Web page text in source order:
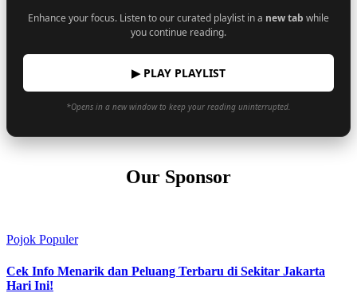
Enhance your focus. Listen to our curated playlist in a new tab while
you continue reading.
▶ PLAY PLAYLIST
*Opens in a new window to keep your reading uninterrupted.
Our Sponsor
Pojok Populer
Cek Info Menarik dan Peluang Terbaru di Sekitar Jakarta
Hari Ini!